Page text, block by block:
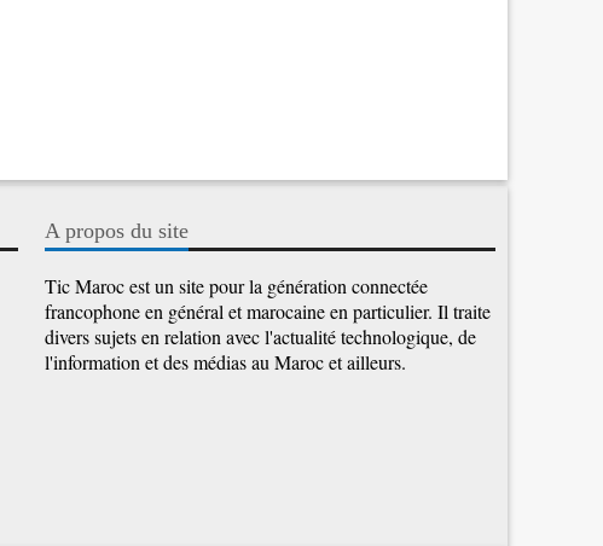
A propos du site
Tic Maroc est un site pour la génération connectée
francophone en général et marocaine en particulier. Il traite
divers sujets en relation avec l'actualité technologique, de
l'information et des médias au Maroc et ailleurs.